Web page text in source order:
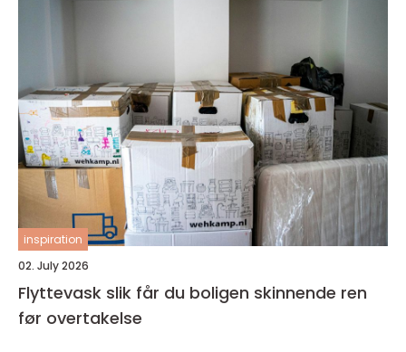
inspiration
02. July 2026
Flyttevask slik får du boligen skinnende ren
før overtakelse